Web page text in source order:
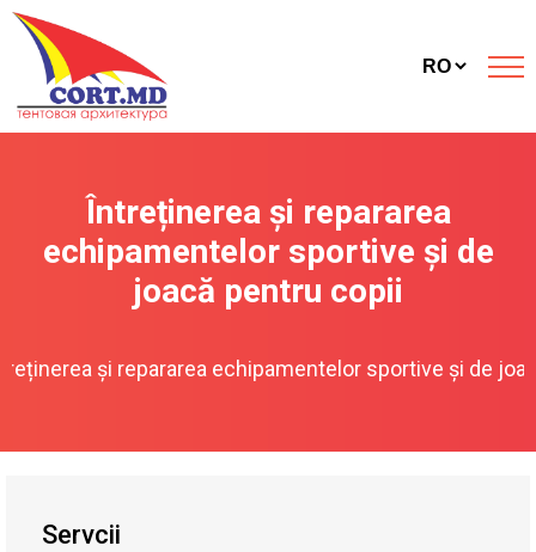
Întreținerea și repararea
echipamentelor sportive și de
joacă pentru copii
și repararea echipamentelor sportive și de
Servсii